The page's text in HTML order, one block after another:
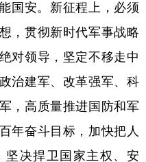
安。新征程上，必须
，贯彻新时代军事战略
对领导，坚定不移走中
治建军、改革强军、科
，高质量推进国防和军
年奋斗目标，加快把人
坚决捍卫国家主权、安